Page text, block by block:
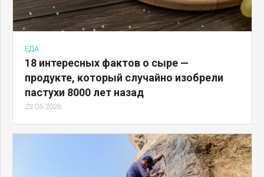
ЕДА
18 интересных фактов о сыре —
продукте, который случайно изобрели
пастухи 8000 лет назад
23.05.2026